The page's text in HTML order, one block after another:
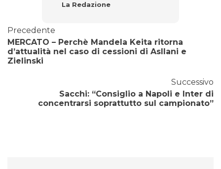
La Redazione
Precedente
MERCATO – Perchè Mandela Keita ritorna
d’attualità nel caso di cessioni di Asllani e
Zielinski
Successivo
Sacchi: “Consiglio a Napoli e Inter di
concentrarsi soprattutto sul campionato”